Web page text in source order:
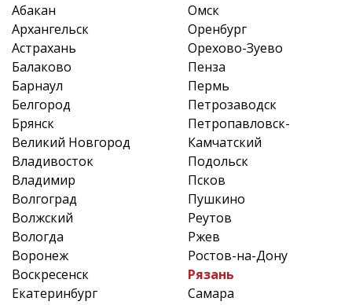
Абакан
Архангельск
Астрахань
Балаково
Барнаул
Белгород
Брянск
Великий Новгород
Владивосток
Владимир
Волгоград
Волжский
Вологда
Воронеж
Воскресенск
Екатеринбург
Омск
Оренбург
Орехово-Зуево
Пенза
Пермь
Петрозаводск
Петропавловск-
Камчатский
Подольск
Псков
Пушкино
Реутов
Ржев
Ростов-на-Дону
Рязань
Самара